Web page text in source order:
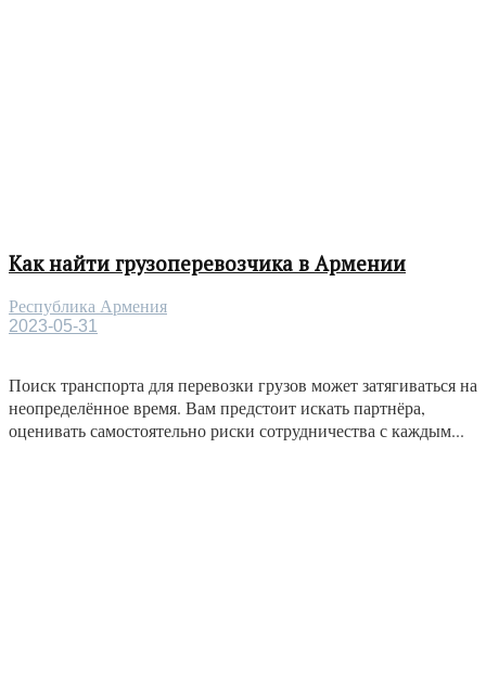
Как найти грузоперевозчика в Армении
Республика Армения
2023-05-31
Поиск транспорта для перевозки грузов может затягиваться на
неопределённое время. Вам предстоит искать партнёра,
оценивать самостоятельно риски сотрудничества с каждым...